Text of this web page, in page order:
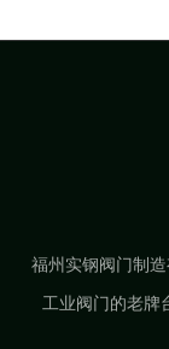
福州实钢阀门制
工业阀门的老牌